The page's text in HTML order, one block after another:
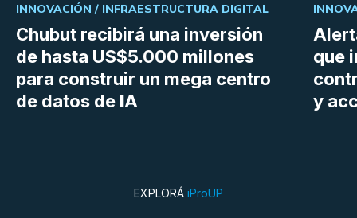
Chubut recibirá una inversión
de hasta US$5.000 millones
para construir un mega centro
de datos de IA
INNOVACIÓN / INFRAESTRUCTURA DIGITAL
que
y
EXPLORÁ iProUP